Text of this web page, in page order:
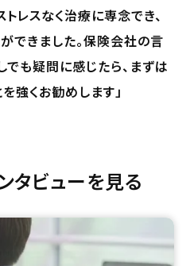
レスなく治療に専念でき、
できました。保険会社の言
でも疑問に感じたら、まずは
強くお勧めします」
タビューを見る